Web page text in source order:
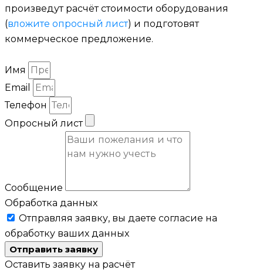
произведут расчёт стоимости оборудования
(вложите опросный лист) и подготовят
коммерческое предложение.
Имя
Email
Телефон
Опросный лист
Сообщение
Обработка данных
Отправляя заявку, вы даете согласие на
обработку ваших данных
Отправить заявку
Оставить заявку на расчёт